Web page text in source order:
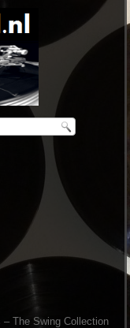
– The Swing Collection